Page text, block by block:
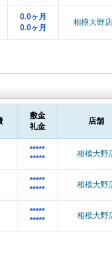
0.0ヶ月
0.0ヶ月
相模大野店
敷金
礼金
店舗
*****
*****
相模大野
*****
*****
相模大野
*****
*****
相模大野